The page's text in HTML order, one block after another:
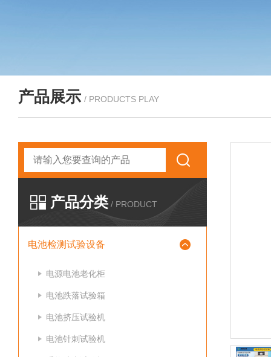
产品展示 / PRODUCTS PLAY
产品分类 / PRODUCT
电池检测试验设备
电源电池老化柜
电池跌落试验箱
电池挤压试验机
电池针刺试验机